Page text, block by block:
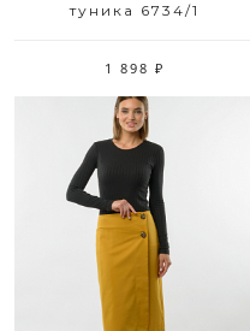
туника 6734/1
1 898 ₽